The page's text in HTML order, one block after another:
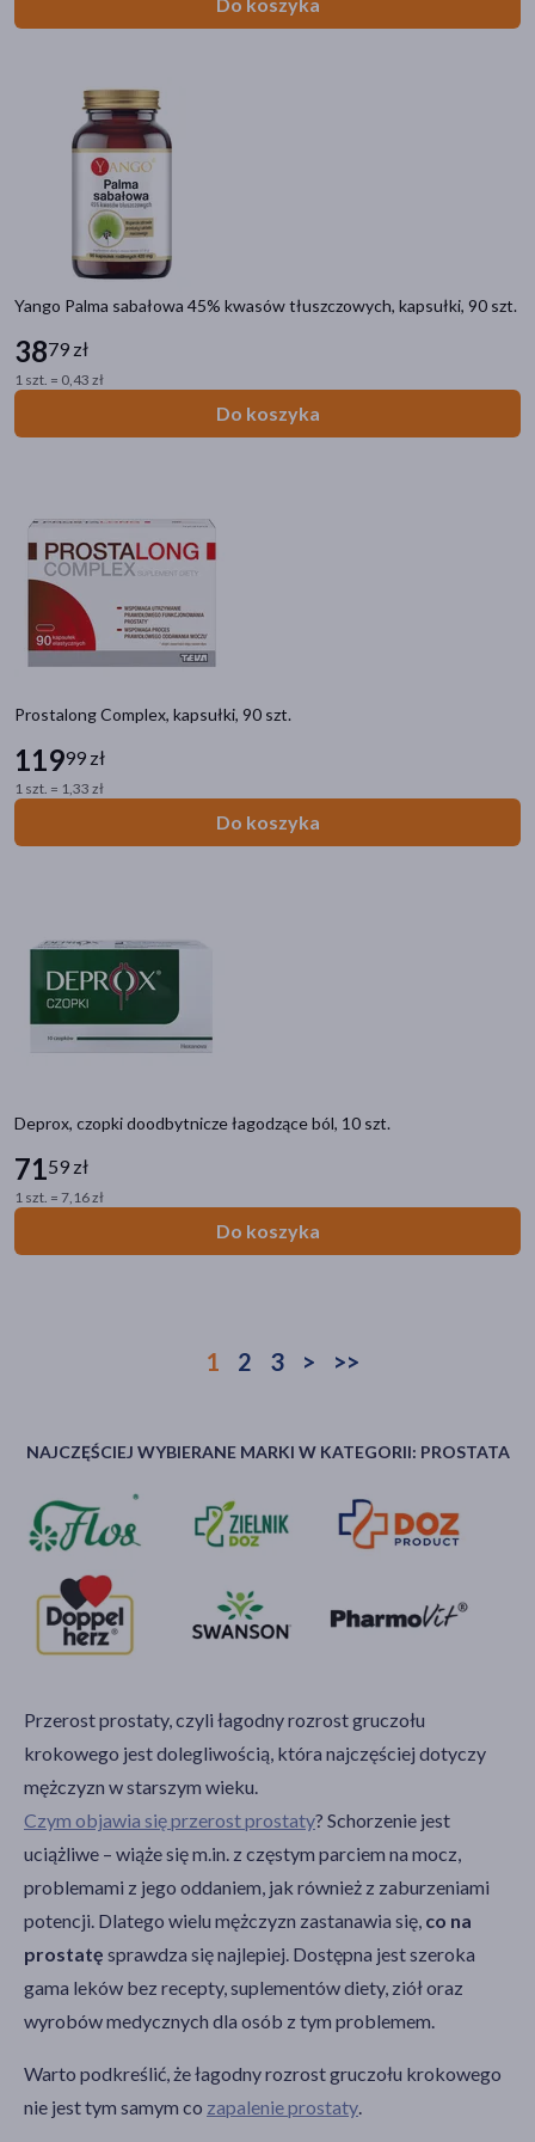
Yango Palma sabałowa 45% kwasów tłuszczowych, kapsułki, 90 szt.
3879 zł
1 szt. = 0,43 zł
Do koszyka
Prostalong Complex, kapsułki, 90 szt.
11999 zł
1 szt. = 1,33 zł
Do koszyka
Deprox, czopki doodbytnicze łagodzące ból, 10 szt.
7159 zł
1 szt. = 7,16 zł
Do koszyka
1 2 3 > >>
NAJCZĘŚCIEJ WYBIERANE MARKI W KATEGORII: PROSTATA
Przerost prostaty, czyli łagodny rozrost gruczołu
krokowego jest dolegliwością, która najczęściej dotyczy
mężczyzn w starszym wieku.
Czym objawia się przerost prostaty? Schorzenie jest
uciążliwe – wiąże się m.in. z częstym parciem na mocz,
problemami z jego oddaniem, jak również z zaburzeniami
potencji. Dlatego wielu mężczyzn zastanawia się, co na
prostatę sprawdza się najlepiej. Dostępna jest szeroka
gama leków bez recepty, suplementów diety, ziół oraz
wyrobów medycznych dla osób z tym problemem.
Warto podkreślić, że łagodny rozrost gruczołu krokowego
nie jest tym samym co zapalenie prostaty.